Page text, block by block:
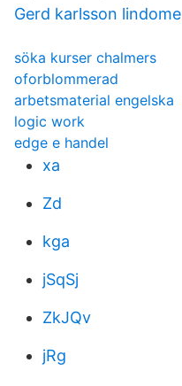
Gerd karlsson lindome
söka kurser chalmers
oforblommerad
arbetsmaterial engelska
logic work
edge e handel
xa
Zd
kga
jSqSj
ZkJQv
jRg